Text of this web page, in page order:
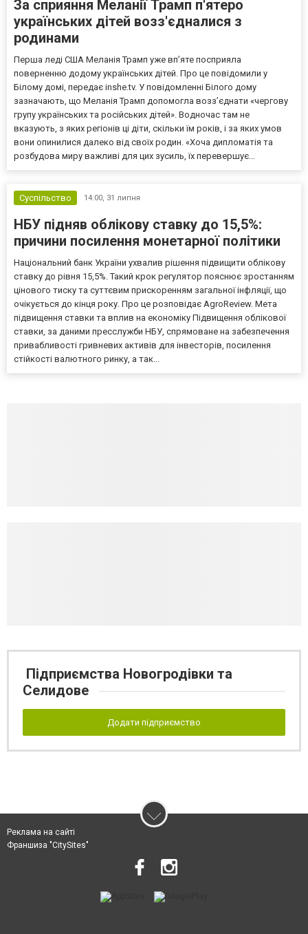
За сприяння Меланії Трамп п'ятеро
українських дітей возз'єдналися з
родинами
Перша леді США Меланія Трамп уже впʼяте посприяла
поверненню додому українських дітей. Про це повідомили у
Білому домі, передає inshe.tv. У повідомленні Білого дому
зазначають, що Меланія Трамп допомогла возз’єднати «чергову
групу українських та російських дітей». Водночас там не
вказують, з яких регіонів ці діти, скільки їм років, і за яких умов
вони опинилися далеко від своїх родин. «Хоча дипломатія та
розбудова миру важливі для цих зусиль, їх перевершує...
Суспільство 14:00, 31 липня
НБУ підняв облікову ставку до 15,5%:
причини посилення монетарної політики
Національний банк України ухвалив рішення підвищити облікову
ставку до рівня 15,5%. Такий крок регулятор пояснює зростанням
цінового тиску та суттєвим прискоренням загальної інфляції, що
очікується до кінця року. Про це розповідає AgroReview. Мета
підвищення ставки та вплив на економіку Підвищення облікової
ставки, за даними пресслужби НБУ, спрямоване на забезпечення
привабливості гривневих активів для інвесторів, посилення
стійкості валютного ринку, а так...
Підприємства Новогродівки та
Селидове
Додати підприємство
Реклама на сайті
Франшиза "CitySites"